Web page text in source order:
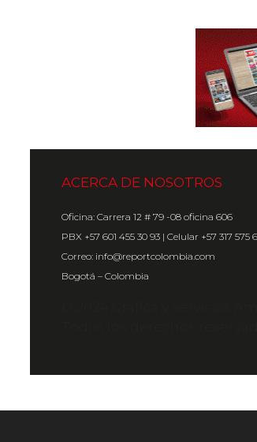
ACERCA DE NOSOTROS
Oficina: Carrera 12 # 79 -08 oficina 606
PBX +57 601 455 30 93 | Celular +57 317 575
Correo: info@reportcolombia.com
Bogotá – Colombia